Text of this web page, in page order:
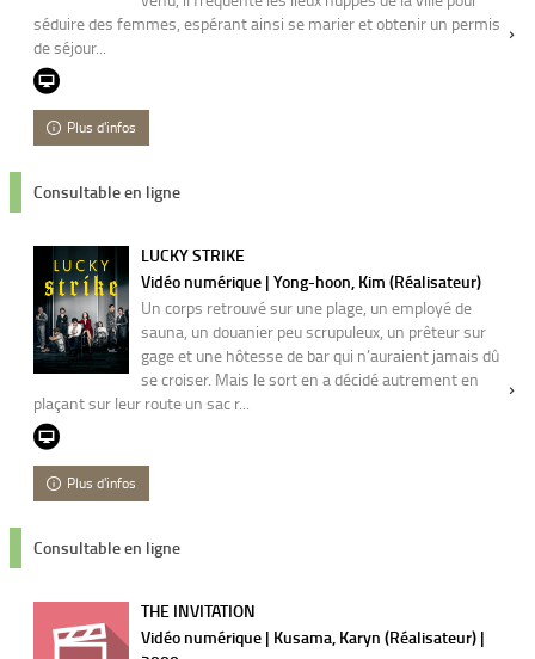
séduire des femmes, espérant ainsi se marier et obtenir un permis
de séjour...
Plus d'infos
Consultable en ligne
LUCKY STRIKE
Vidéo numérique | Yong-hoon, Kim (Réalisateur)
Un corps retrouvé sur une plage, un employé de
sauna, un douanier peu scrupuleux, un prêteur sur
gage et une hôtesse de bar qui n’auraient jamais dû
se croiser. Mais le sort en a décidé autrement en
plaçant sur leur route un sac r...
Plus d'infos
Consultable en ligne
THE INVITATION
Vidéo numérique | Kusama, Karyn (Réalisateur) |